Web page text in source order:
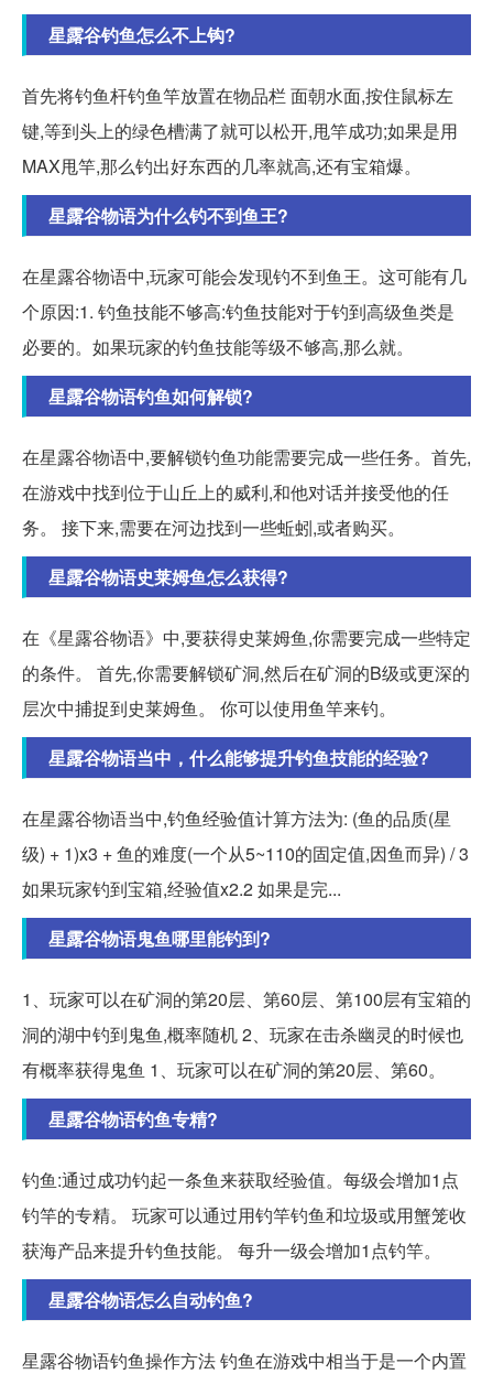
星露谷钓鱼怎么不上钩?
首先将钓鱼杆钓鱼竿放置在物品栏 面朝水面,按住鼠标左
键,等到头上的绿色槽满了就可以松开,甩竿成功;如果是用
MAX甩竿,那么钓出好东西的几率就高,还有宝箱爆。
星露谷物语为什么钓不到鱼王?
在星露谷物语中,玩家可能会发现钓不到鱼王。这可能有几
个原因:1. 钓鱼技能不够高:钓鱼技能对于钓到高级鱼类是
必要的。如果玩家的钓鱼技能等级不够高,那么就。
星露谷物语钓鱼如何解锁?
在星露谷物语中,要解锁钓鱼功能需要完成一些任务。首先,
在游戏中找到位于山丘上的威利,和他对话并接受他的任
务。 接下来,需要在河边找到一些蚯蚓,或者购买。
星露谷物语史莱姆鱼怎么获得?
在《星露谷物语》中,要获得史莱姆鱼,你需要完成一些特定
的条件。 首先,你需要解锁矿洞,然后在矿洞的B级或更深的
层次中捕捉到史莱姆鱼。 你可以使用鱼竿来钓。
星露谷物语当中，什么能够提升钓鱼技能的经验?
在星露谷物语当中,钓鱼经验值计算方法为: (鱼的品质(星
级) + 1)x3 + 鱼的难度(一个从5~110的固定值,因鱼而异) / 3
如果玩家钓到宝箱,经验值x2.2 如果是完...
星露谷物语鬼鱼哪里能钓到?
1、玩家可以在矿洞的第20层、第60层、第100层有宝箱的
洞的湖中钓到鬼鱼,概率随机 2、玩家在击杀幽灵的时候也
有概率获得鬼鱼 1、玩家可以在矿洞的第20层、第60。
星露谷物语钓鱼专精?
钓鱼:通过成功钓起一条鱼来获取经验值。每级会增加1点
钓竿的专精。 玩家可以通过用钓竿钓鱼和垃圾或用蟹笼收
获海产品来提升钓鱼技能。 每升一级会增加1点钓竿。
星露谷物语怎么自动钓鱼?
星露谷物语钓鱼操作方法 钓鱼在游戏中相当于是一个内置